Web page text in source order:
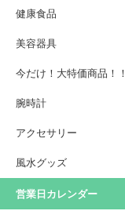
健康食品
美容器具
今だけ！大特価商品！！
腕時計
アクセサリー
風水グッズ
営業日カレンダー